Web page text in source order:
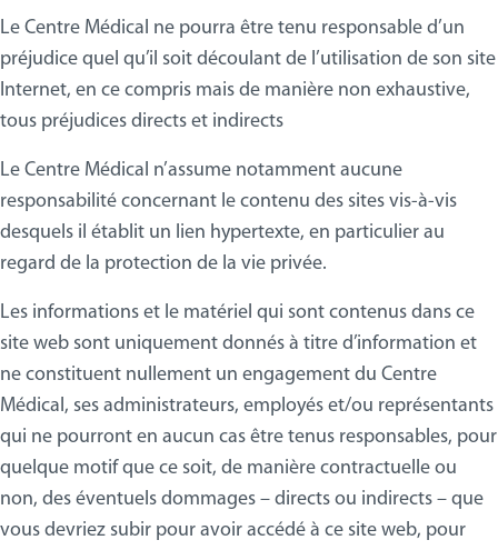
Le Centre Médical ne pourra être tenu responsable d’un
préjudice quel qu’il soit découlant de l’utilisation de son site
Internet, en ce compris mais de manière non exhaustive,
tous préjudices directs et indirects
Le Centre Médical n’assume notamment aucune
responsabilité concernant le contenu des sites vis-à-vis
desquels il établit un lien hypertexte, en particulier au
regard de la protection de la vie privée.
Les informations et le matériel qui sont contenus dans ce
site web sont uniquement donnés à titre d’information et
ne constituent nullement un engagement du Centre
Médical, ses administrateurs, employés et/ou représentants
qui ne pourront en aucun cas être tenus responsables, pour
quelque motif que ce soit, de manière contractuelle ou
non, des éventuels dommages – directs ou indirects – que
vous devriez subir pour avoir accédé à ce site web, pour